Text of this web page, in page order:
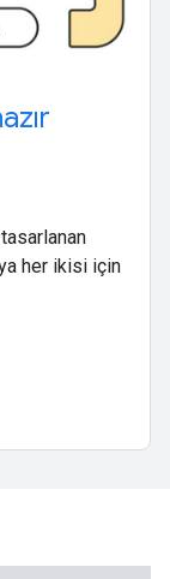
her ikisi için